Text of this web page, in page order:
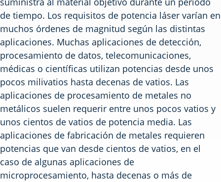
de tiempo. Los requisitos de potencia láser varían en
muchos órdenes de magnitud según las distintas
aplicaciones. Muchas aplicaciones de detección,
procesamiento de datos, telecomunicaciones,
médicas o científicas utilizan potencias desde unos
pocos milivatios hasta decenas de vatios. Las
aplicaciones de procesamiento de metales no
metálicos suelen requerir entre unos pocos vatios y
unos cientos de vatios de potencia media. Las
aplicaciones de fabricación de metales requieren
potencias que van desde cientos de vatios, en el
caso de algunas aplicaciones de
microprocesamiento, hasta decenas o más de